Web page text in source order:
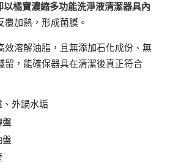
以橘寶濃縮多功能洗淨液清潔器具內
覆加熱，形成菌膜。
效溶解油脂，且無添加石化成份、無
留，能確保器具在清潔後真正符合
外鍋水垢
盤
盤